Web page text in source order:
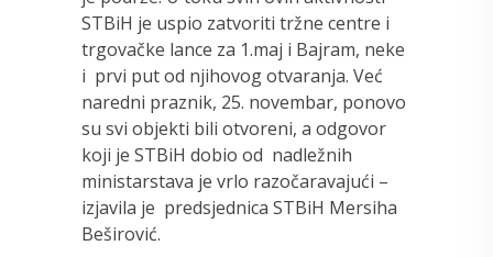
STBiH je uspio zatvoriti tržne centre i
trgovačke lance za 1.maj i Bajram, neke
i prvi put od njihovog otvaranja. Već
naredni praznik, 25. novembar, ponovo
su svi objekti bili otvoreni, a odgovor
koji je STBiH dobio od nadležnih
ministarstava je vrlo razočaravajući –
izjavila je predsjednica STBiH Mersiha
Beširović.